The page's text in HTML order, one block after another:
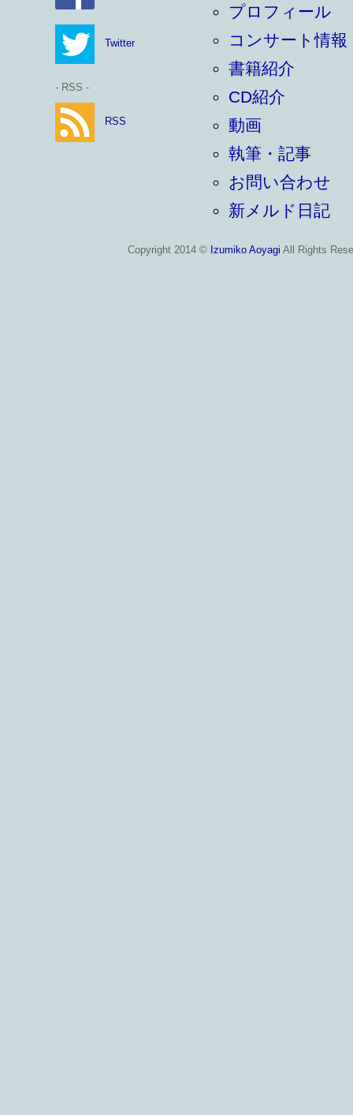
Twitter
- RSS -
RSS
プロフィール
コンサート情報
書籍紹介
CD紹介
動画
執筆・記事
お問い合わせ
新メルド日記
Copyright 2014 © Izumiko Aoyagi All Rights